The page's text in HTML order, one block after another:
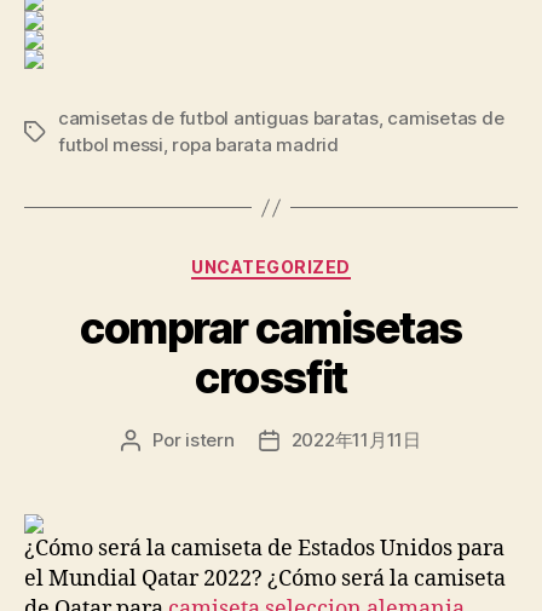
Etiquetas
camisetas de futbol antiguas baratas, camisetas de
futbol messi, ropa barata madrid
Categorías
UNCATEGORIZED
comprar camisetas
crossfit
Autor
Por istern
Fecha2022年11月11日
¿Cómo será la camiseta de Estados Unidos para
el Mundial Qatar 2022? ¿Cómo será la camiseta